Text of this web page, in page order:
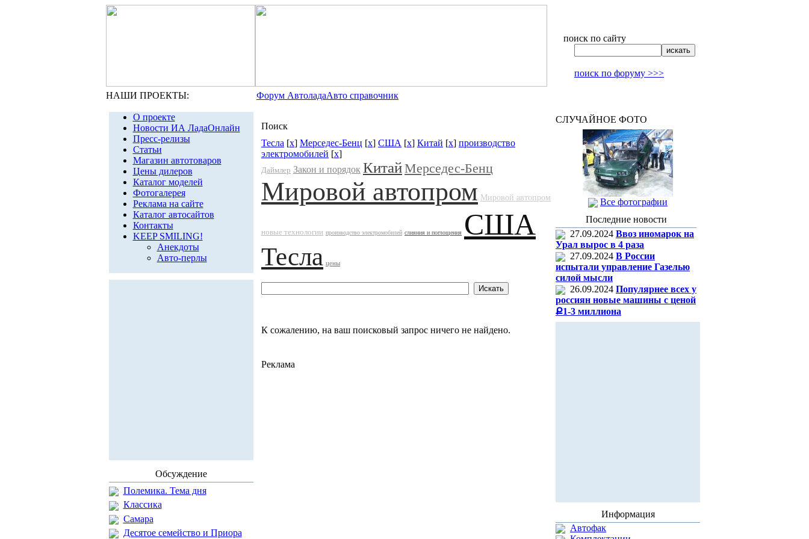
поиск по сайту
поиск по форуму >>>
НАШИ ПРОЕКТЫ: Форум АвтоладаАвто справочник
О проекте
Новости ИА ЛадаОнлайн
Пресс-релизы
Статьи
Магазин автотоваров
Цены дилеров
Каталог моделей
Фотогалерея
Реклама на сайте
Каталог автосайтов
Контакты
KEEP SMILING!
Анекдоты
Авто-перлы
Обсуждение
Полемика. Тема дня
Классика
Самара
Десятое семейство и Приора
Поиск
Тесла [x] Мерседес-Бенц [x] США [x] Китай [x] производство
электромобилей [x]
Даймлер Закон и порядок КитайМерседес-Бенц
Мировой автопром Мировой автопром
новые технологии производство электромобилей слияния и поглощения США
Тесла цены
К сожалению, на ваш поисковый запрос ничего не найдено.
Реклама
СЛУЧАЙНОЕ ФОТО
Все фотографии
Последние новости
27.09.2024 Ввоз иномарок на
Урал вырос в 4 раза
27.09.2024 В России
испытали управление Газелью
силой мысли
26.09.2024 Популярнее всех у
россиян новые машины с ценой
Ք1-3 миллиона
Информация
Автофак